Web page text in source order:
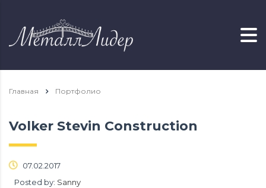
Главная Портфолио
Volker Stevin Construction
07.02.2017
Posted by: Sanny